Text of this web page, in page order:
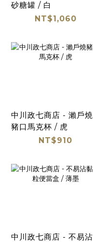
砂糖罐 / 白
NT$1,060
中川政七商店 - 瀨戶燒
豬口馬克杯 / 虎
NT$910
中川政七商店 - 不易沾